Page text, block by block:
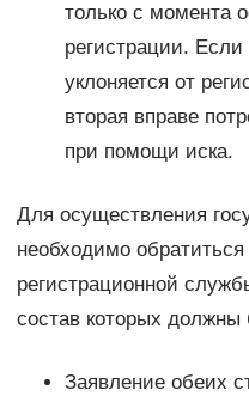
только с момента
регистрации. Если
уклоняется от
вторая вправе
при помощи иска.
Для осуществления
необходимо
регистрационной
состав которых
Заявление обеих